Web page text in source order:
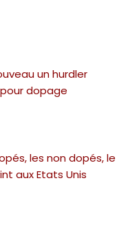
un hurdler
dopage
les non dopés, le
aux Etats Unis